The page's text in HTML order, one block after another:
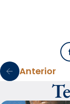
Anterior